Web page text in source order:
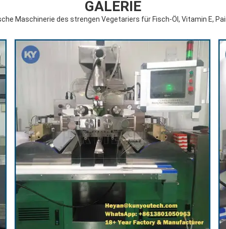
GALERIE
Maschinerie des strengen Vegetariers für Fisch-Öl, Vitamin E,